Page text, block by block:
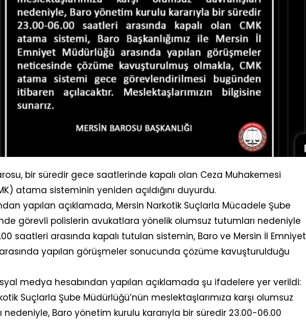
bir süredir gece saatlerinde kapalı olan Ceza Muhakemesi
atama sisteminin yeniden açıldığını duyurdu.
yapılan açıklamada, Mersin Narkotik Suçlarla Mücadele Şube
görevli polislerin avukatlara yönelik olumsuz tutumları nedeniyle
saatleri arasında kapalı tutulan sistemin, Baro ve Mersin İl Emniyet
yapılan görüşmeler sonucunda çözüme kavuşturulduğu
medya hesabından yapılan açıklamada şu ifadelere yer verildi:
Suçlarla Şube Müdürlüğü’nün meslektaşlarımıza karşı olumsuz
nedeniyle, Baro yönetim kurulu kararıyla bir süredir 23.00-06.00